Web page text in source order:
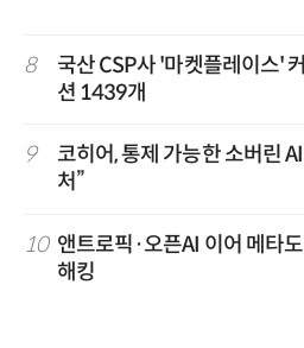
8
국산 CSP사 '마켓플레이스'
션 1439개
9
코히어, 통제 가능한 소버린
처”
10 앤트로픽·오픈AI 이어 메타
해킹